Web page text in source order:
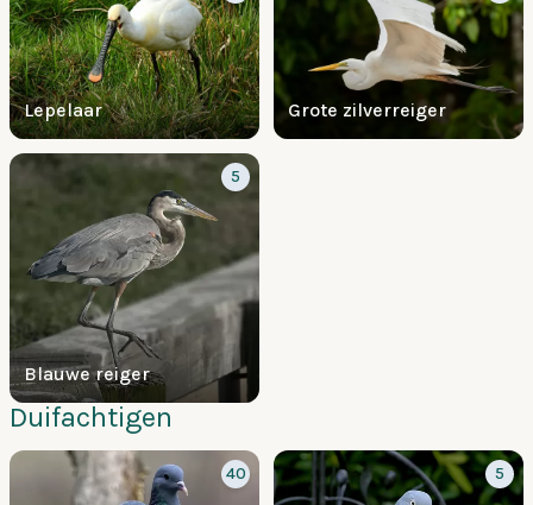
Lepelaar Grote zilverreiger
Blauwe reiger
5
Duifachtigen
40 5